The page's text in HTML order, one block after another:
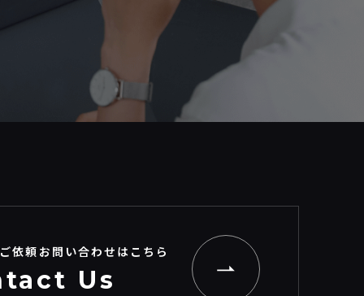
依頼お問い合わせはこちら
Us